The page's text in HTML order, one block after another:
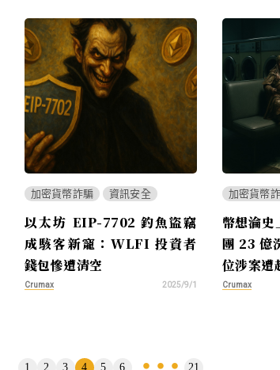
加密貨幣詐騙 資訊安全
以太坊 EIP-7702 釣魚盜竊
成駭客新寵：WLFI 投資者
錢包慘遭清空
Crumax 2025/9/1
加密貨幣
幣想淪史
團 23 億
位涉案遭
Crumax
1 2 3 4 5 6 21